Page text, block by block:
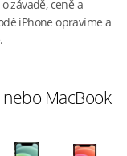
závadě, ceně a
iPhone opravíme a
nebo MacBook